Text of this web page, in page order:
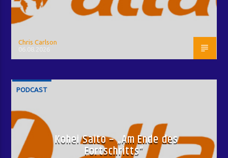
Chris Carlson
PODCAST
Kohei Saito – „Am Ende des
Fortschritts“